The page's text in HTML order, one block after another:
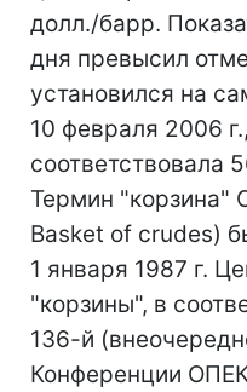
долл./барр.
дня превысил
установился на
10 февраля 2006
соответствовала
Термин "корзина"
Basket of crudes)
1 января 1987 г.
"корзины", в
136-й
Конференции